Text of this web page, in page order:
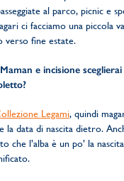
al parco, picnic e
ci facciamo una piccola
verso fine estate.
e incisione
Legami, quindi
la data di nascita dietro.
che l’alba è un po’ la